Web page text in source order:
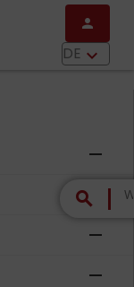
person
DE keyboard_arrow_down
search
remove
remove
remove
remove